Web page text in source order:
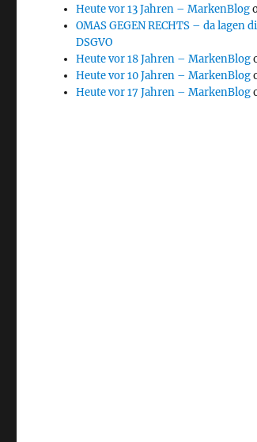
Heute vor 13 Jahren – MarkenBlog
OMAS GEGEN RECHTS – da
DSGVO
Heute vor 18 Jahren – MarkenBlog
Heute vor 10 Jahren – MarkenBlog
Heute vor 17 Jahren – MarkenBlog